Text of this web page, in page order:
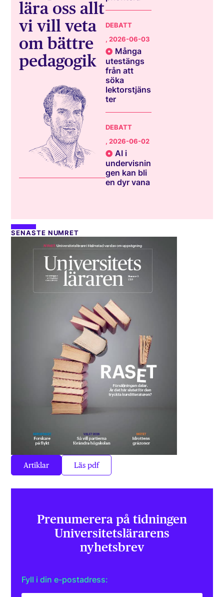
lära oss allt
vi vill veta
om bättre
pedagogik
DEBATT
, 2026-06-03
Många
utestängs
från att
söka
lektorstjäns
ter
DEBATT
, 2026-06-02
AI i
undervisnin
gen kan bli
en dyr vana
SENASTE NUMRET
Artiklar Läs pdf
Prenumerera på tidningen
Universitets­lärarens
nyhetsbrev
Fyll i din e-postadress: